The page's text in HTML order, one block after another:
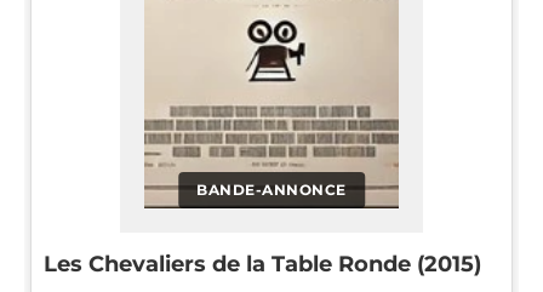
BANDE-ANNONCE
Les Chevaliers de la Table Ronde (2015)